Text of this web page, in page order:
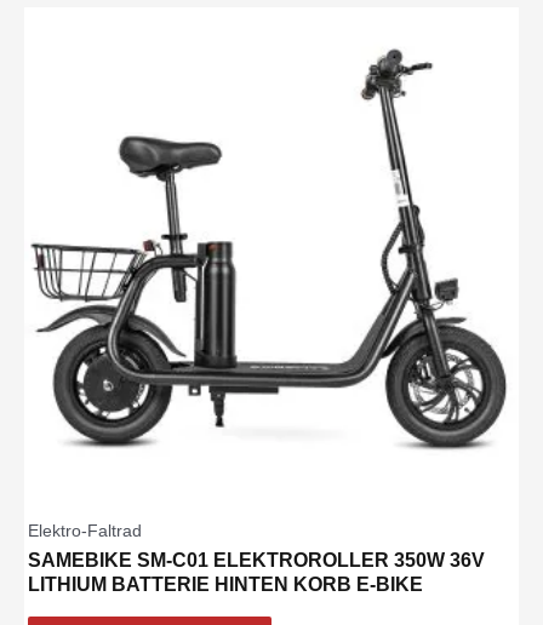
Elektro-Faltrad
SAMEBIKE SM-C01 ELEKTROROLLER 350W 36V
LITHIUM BATTERIE HINTEN KORB E-BIKE